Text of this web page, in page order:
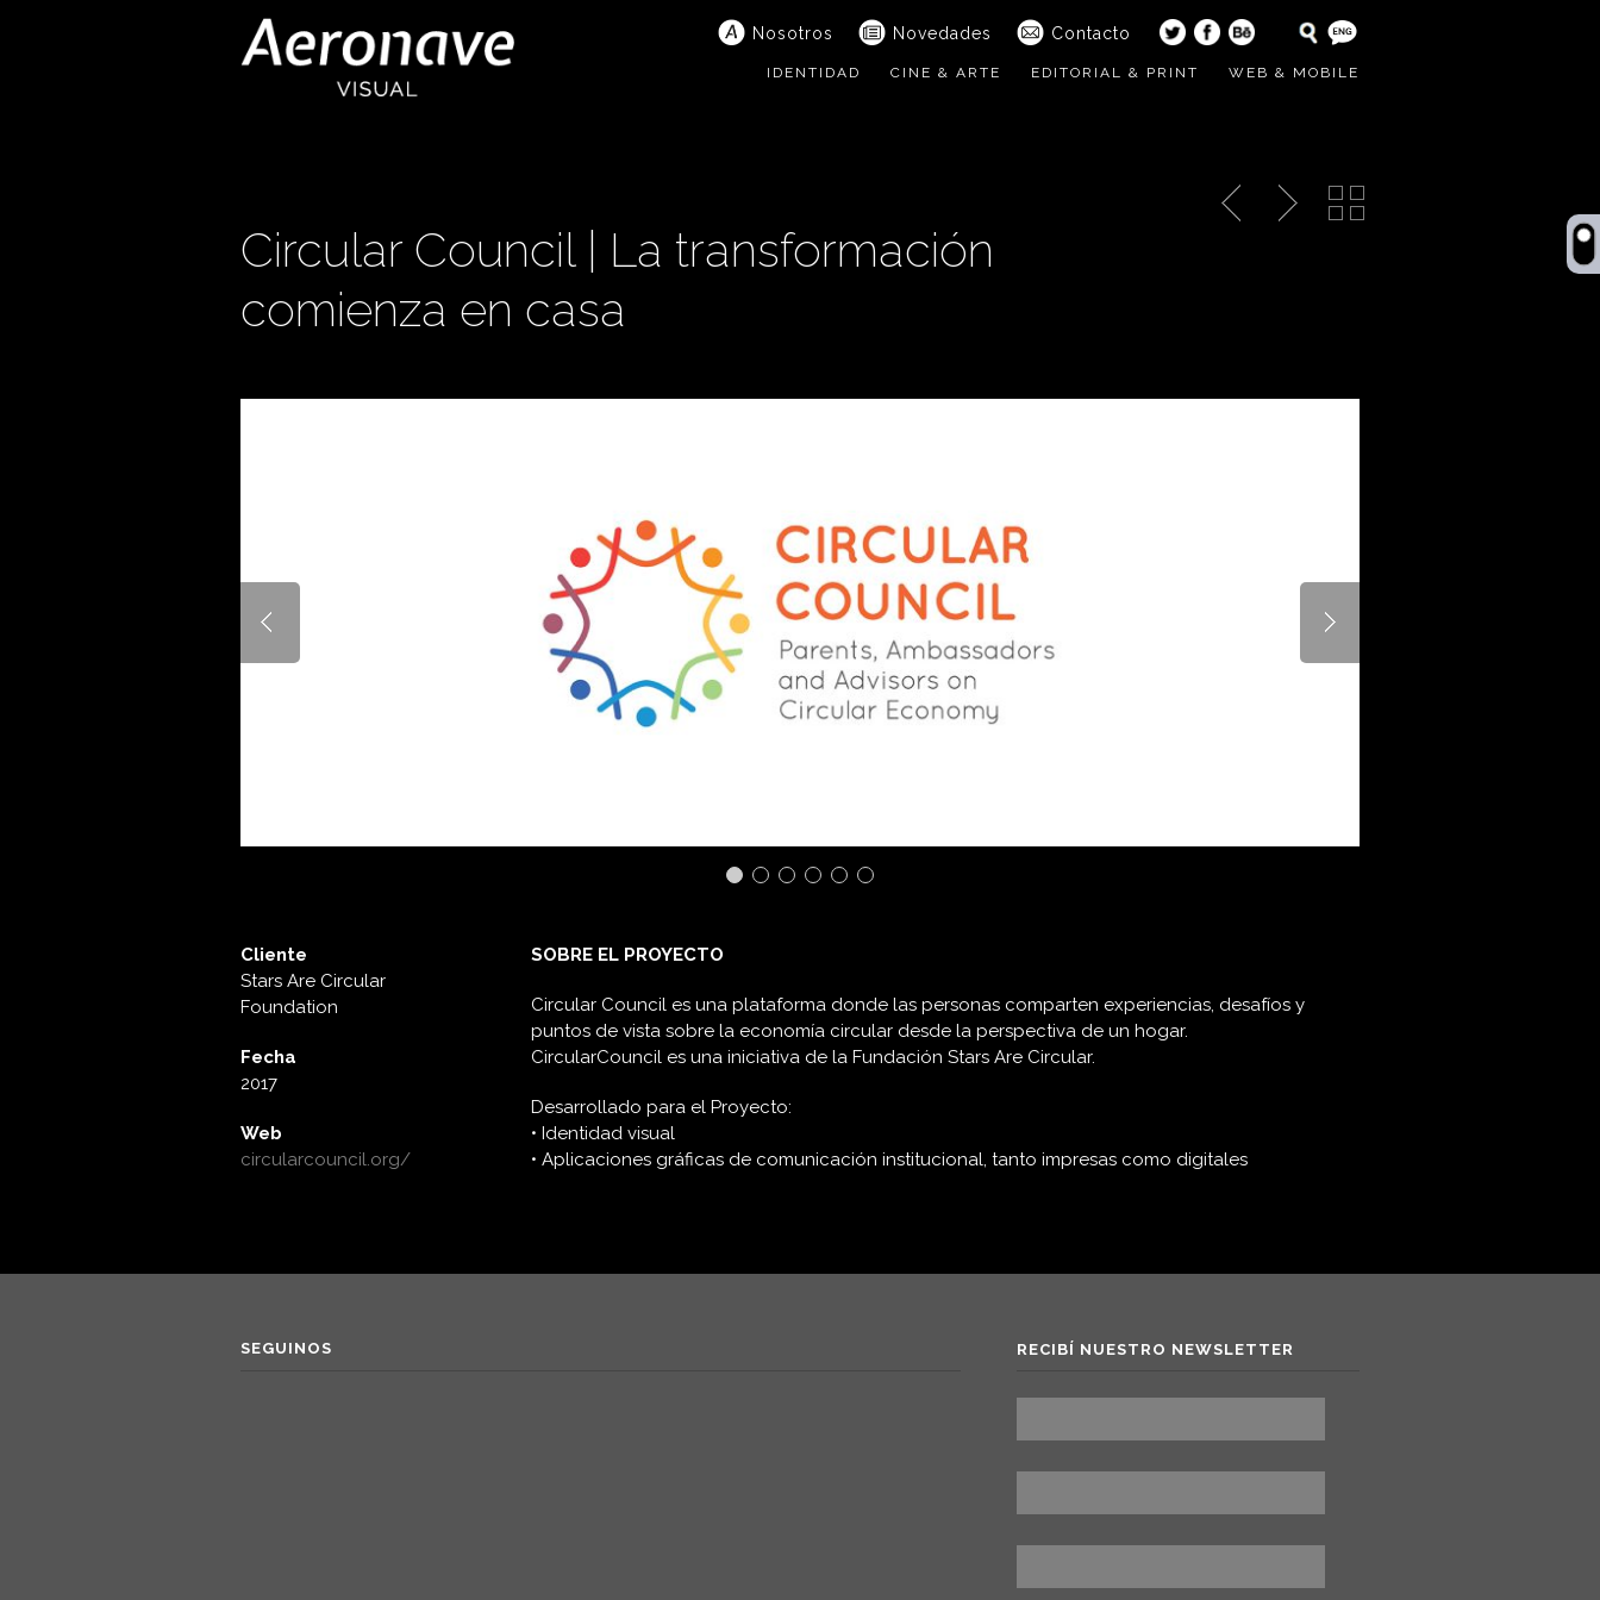
Nosotros Novedades Contacto
IDENTIDAD CINE & ARTE EDITORIAL & PRINT WEB & MOBILE
Circular Council | La transformación
comienza en casa
Cliente
Stars Are Circular
Foundation
Fecha
2017
Web
circularcouncil.org/
SOBRE EL PROYECTO
Circular Council es una plataforma donde las personas comparten experiencias, desafíos y
puntos de vista sobre la economía circular desde la perspectiva de un hogar.
CircularCouncil es una iniciativa de la Fundación Stars Are Circular.
Desarrollado para el Proyecto:
• Identidad visual
• Aplicaciones gráficas de comunicación institucional, tanto impresas como digitales
SEGUINOS RECIBÍ NUESTRO NEWSLETTER